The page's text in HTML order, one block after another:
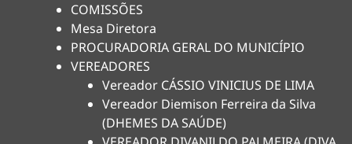
COMISSÕES
Mesa Diretora
PROCURADORIA GERAL DO MUNICÍPIO
VEREADORES
Vereador CÁSSIO VINICIUS DE LIMA
Vereador Diemison Ferreira da Silva
(DHEMES DA SAÚDE)